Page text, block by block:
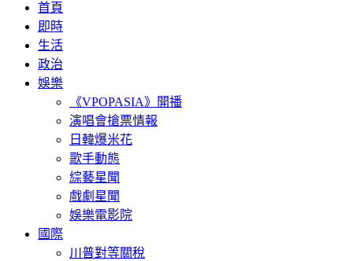
首頁
即時
生活
政治
娛樂
《VPOPASIA》開播
演唱會搶票情報
日韓爆米花
歌手動態
綜藝星聞
戲劇星聞
娛樂電影院
國際
川普對等關稅